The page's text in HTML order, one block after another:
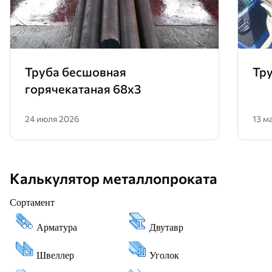
Труба бесшовная
горячекатаная 68х3
24 июля 2026 13
Калькулятор металлопроката